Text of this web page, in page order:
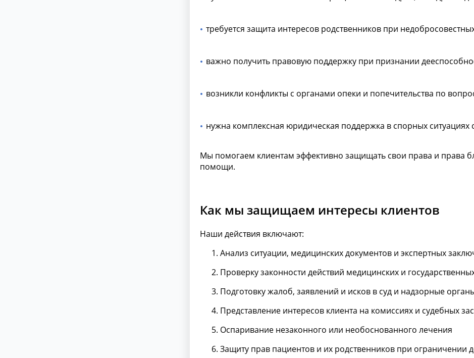
требуется защита интересов родственников при
важно получить правовую поддержку при признании
возникли конфликты с органами опеки и попечительства по
нужна комплексная юридическая поддержка в спорных
Мы помогаем клиентам эффективно защищать свои права и права
помощи.
Как мы защищаем интересы клиентов
Наши действия включают:
Анализ ситуации, медицинских документов и экспертных
Проверку законности действий медицинских и
Подготовку жалоб, заявлений и исков в суд и надзорные
Представление интересов клиента на комиссиях и судебных
Оспаривание незаконного или необоснованного лечения
Защиту прав пациентов и их родственников при ограничении